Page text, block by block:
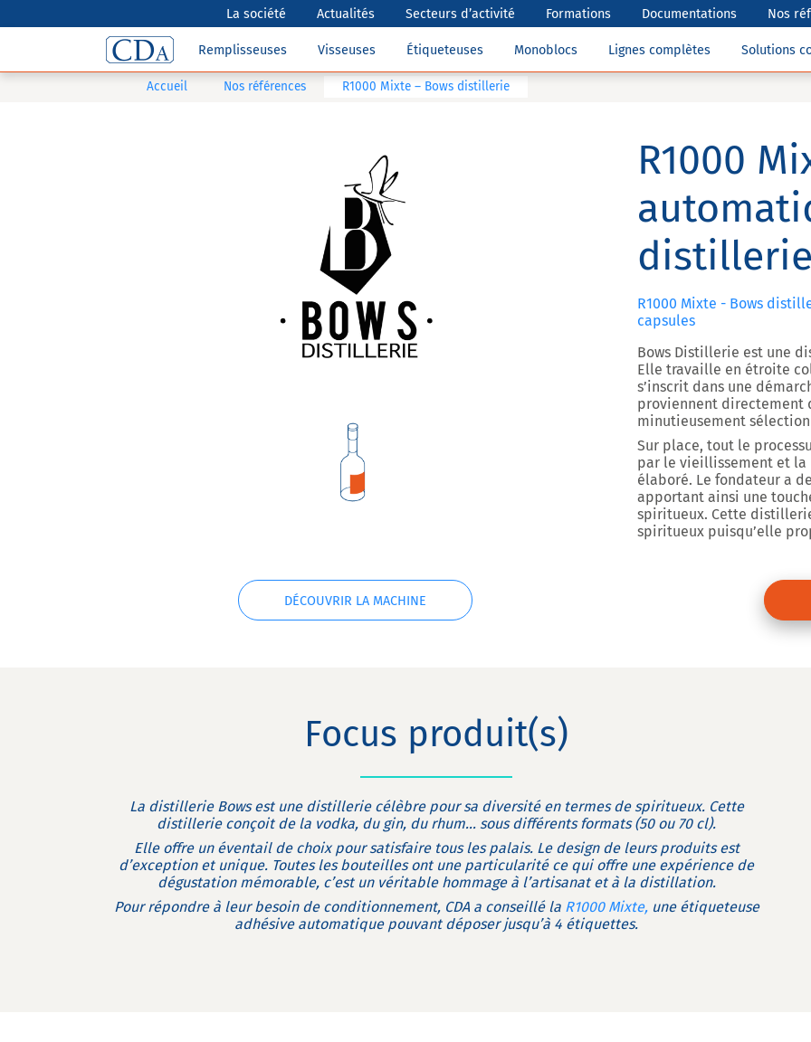
La société Actualités Secteurs d’activité Formations Documentations Nos
Remplisseuses Visseuses Étiqueteuses Monoblocs Lignes complètes Solutions
Accueil Nos références R1000 Mixte – Bows distillerie
R1000
R1000 Mixte - Bows
capsules
Bows Distillerie est une
Elle travaille en étroite
s’inscrit dans une
proviennent directement
minutieusement
Sur place, tout le
par le vieillissement et
élaboré. Le fondateur a
apportant ainsi une
spiritueux. Cette
spiritueux puisqu’elle
DÉCOUVRIR LA MACHINE
Focus produit(s)
La distillerie Bows est une distillerie célèbre pour sa diversité en termes de spiritueux. Cette
distillerie conçoit de la vodka, du gin, du rhum… sous différents formats (50 ou 70 cl).
Elle offre un éventail de choix pour satisfaire tous les palais. Le design de leurs produits est
d’exception et unique. Toutes les bouteilles ont une particularité ce qui offre une expérience de
dégustation mémorable, c’est un véritable hommage à l’artisanat et à la distillation.
Pour répondre à leur besoin de conditionnement, CDA a conseillé la R1000 Mixte,une étiqueteuse
adhésive automatique pouvant déposer jusqu’à 4 étiquettes.